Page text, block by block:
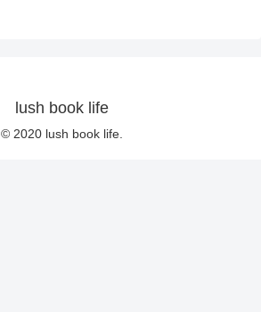
lush book life
© 2020 lush book life.